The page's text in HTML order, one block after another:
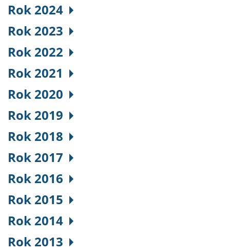
Rok 2024
Rok 2023
Rok 2022
Rok 2021
Rok 2020
Rok 2019
Rok 2018
Rok 2017
Rok 2016
Rok 2015
Rok 2014
Rok 2013